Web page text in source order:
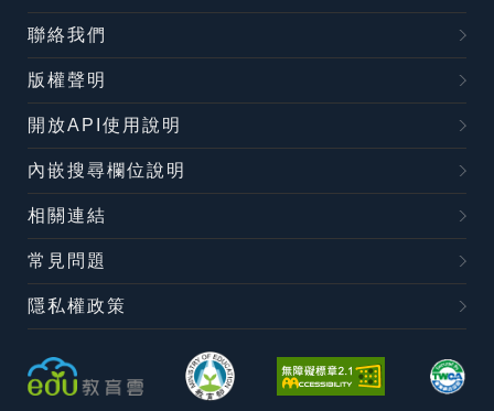
聯絡我們
版權聲明
開放API使用說明
內嵌搜尋欄位說明
相關連結
常見問題
隱私權政策